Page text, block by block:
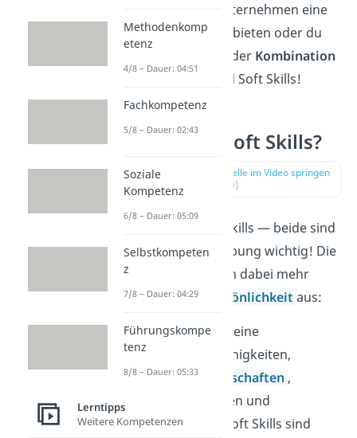
kann dir das Unternehmen eine
andere Stelle anbieten oder du
überzeugst mit der Kombination
deiner Hard und Soft Skills!
Was sind Soft Skills?
zur Stelle im Video springen
(01:40)
Hard und Soft Skills — beide sind
bei einer Bewerbung wichtig! Die
sagen dabei mehr
über deine
Persönlichkeitaus:
Soft Skills sind deine
persönlichen Fähigkeiten,
Charaktereigenschaften ,
Verhaltensweisen und
Einstellungen. Soft Skills sind
Methodenkomp
etenz
4/8 – Dauer: 04:51
Fachkompetenz
5/8 – Dauer: 02:43
Soziale
Kompetenz
6/8 – Dauer: 05:09
Selbstkompeten
z
7/8 – Dauer: 04:29
Führungskompe
tenz
8/8 – Dauer: 05:33
Lerntipps
Weitere Kompetenzen